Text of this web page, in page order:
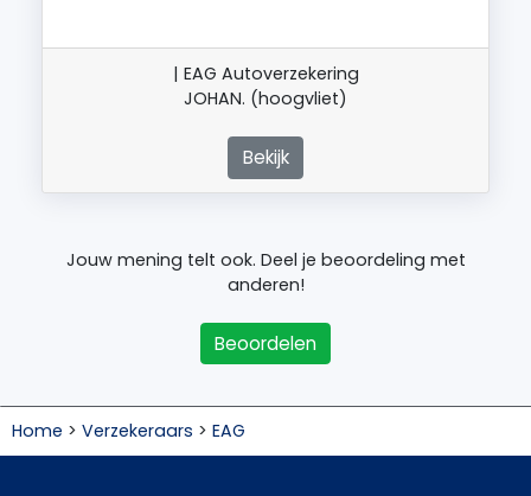
| EAG Autoverzekering
JOHAN. (hoogvliet)
Bekijk
Jouw mening telt ook. Deel je beoordeling met
anderen!
Beoordelen
Home > Verzekeraars > EAG